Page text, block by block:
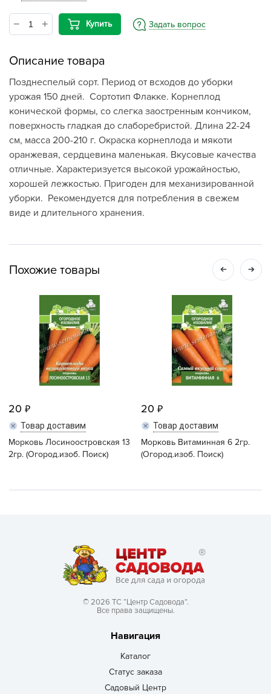
Купить Задать вопрос
Описание товара
Позднеспелый сорт. Период от всходов до уборки
урожая 150 дней. Сортотип Флакке. Корнеплод
конической формы, со слегка заостренным кончиком,
поверхность гладкая до слаборебристой. Длина 22-24
см, масса 200-210 г. Окраска корнеплода и мякоти
оранжевая, сердцевина маленькая. Вкусовые качества
отличные. Характеризуется высокой урожайностью,
хорошей лежкостью. Пригоден для механизированной
уборки. Рекомендуется для потребления в свежем
виде и длительного хранения.
Похожие товары
20
Товар доставим
Морковь Лосиноостровская 13
2гр. (Огород.изоб. Поиск)
20
Товар доставим
Морковь Витаминная 6 2гр.
(Огород.изоб. Поиск)
© 2026 ТС “Центр Садовода”.
Все права защищены.
Навигация
Каталог
Статус заказа
Садовый Центр